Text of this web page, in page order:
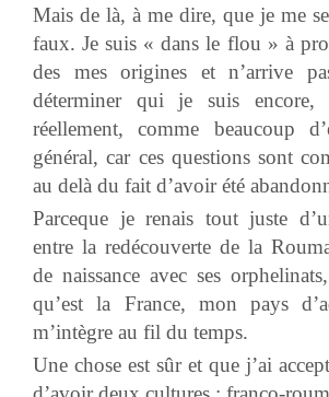
Mais de là, à me dire, que je me
faux. Je suis « dans le flou » à
des mes origines et n’arrive
déterminer qui je suis encore,
réellement, comme beaucoup
général, car ces questions sont
au delà du fait d’avoir été
Parceque je renais tout juste
entre la redécouverte de la
de naissance avec ses
qu’est la France, mon pays
m’intègre au fil du temps.
Une chose est sûr et que j’ai